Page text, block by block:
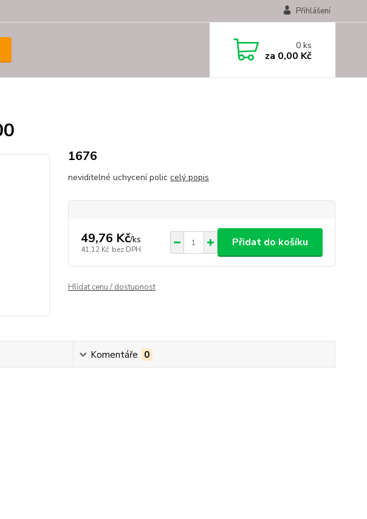
Přihlášení
0ks
za 0,00 Kč
1676
neviditelné uchycení polic celý popis
49,76 Kč/ks
41,12 Kč bez DPH
Přidat do košíku
Hlídat cenu / dostupnost
Komentáře 0